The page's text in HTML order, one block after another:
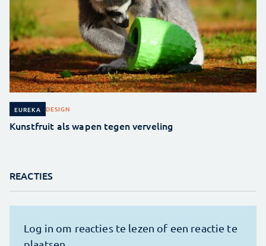
EUREKA DESIGN
Kunstfruit als wapen tegen verveling
REACTIES